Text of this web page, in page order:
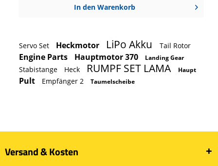
In den Warenkorb
Servo Set Heckmotor LiPo Akku Tail Rotor
Engine Parts Hauptmotor 370 Landing Gear
Stabistange Heck RUMPF SET LAMA Haupt
Pult Empfänger 2 Taumelscheibe
Versand & Kosten